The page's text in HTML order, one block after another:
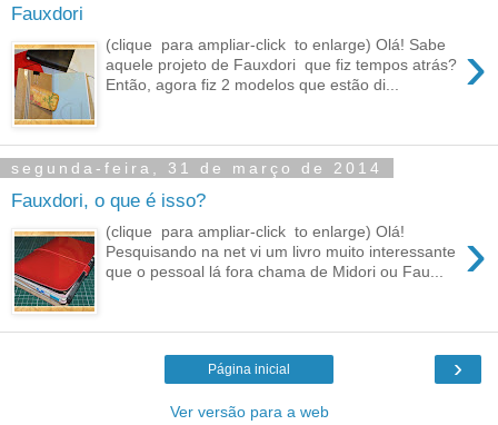
Fauxdori
›
(clique para ampliar-click to enlarge) Olá! Sabe
aquele projeto de Fauxdori que fiz tempos atrás?
Então, agora fiz 2 modelos que estão di...
segunda-feira, 31 de março de 2014
Fauxdori, o que é isso?
›
(clique para ampliar-click to enlarge) Olá!
Pesquisando na net vi um livro muito interessante
que o pessoal lá fora chama de Midori ou Fau...
›
Página inicial
Ver versão para a web